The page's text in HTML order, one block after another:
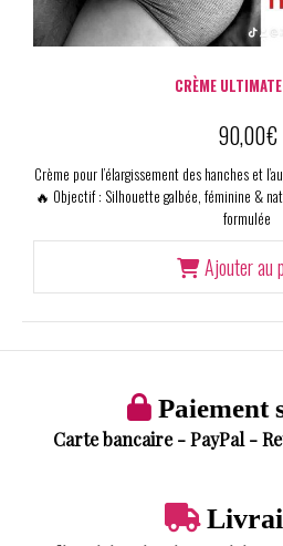
CRÈME
90,00€
Crème pour l’élargissement des hanches et
🔥 Objectif : Silhouette galbée, féminine &
formulée
Ajouter au
 Paiement
Carte bancaire - PayPal -
